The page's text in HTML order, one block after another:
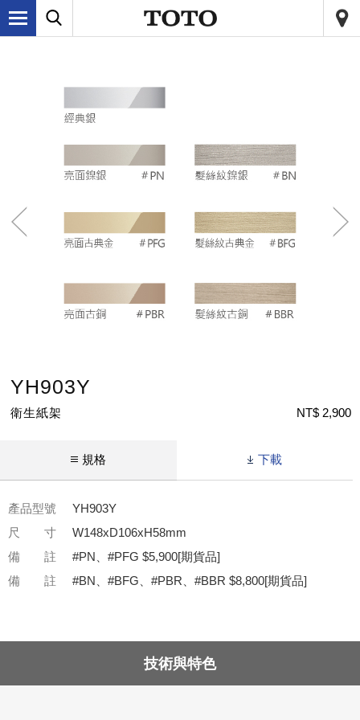
YH903Y
衛生紙架 NT$ 2,900
規格 下載
產品型號
YH903Y
尺 寸
W148xD106xH58mm
備 註
#PN、#PFG $5,900[期貨品]
備 註
#BN、#BFG、#PBR、#BBR $8,800[期貨品]
技術與特色